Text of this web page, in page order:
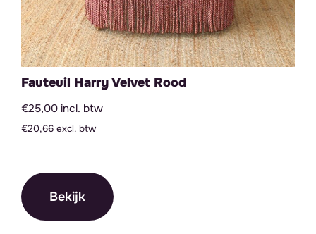
Fauteuil Harry Velvet Rood
€25,00 incl. btw
€20,66 excl. btw
Bekijk